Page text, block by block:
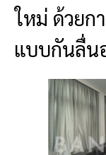
ใหม่ ด้วยก
แบบกันลื่น